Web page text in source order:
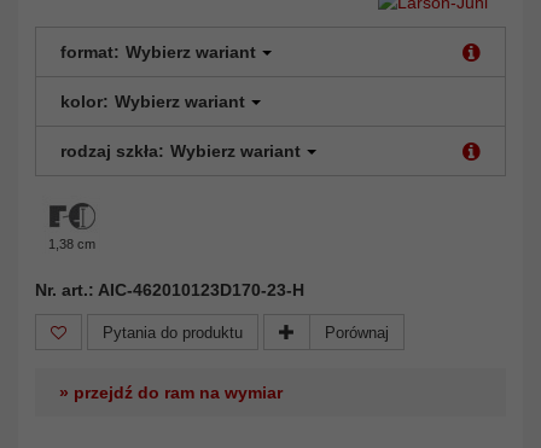
format: Wybierz wariant
kolor: Wybierz wariant
rodzaj szkła: Wybierz wariant
1,38 cm
Nr. art.: AIC-462010123D170-23-H
Pytania do produktu Porównaj
» przejdź do ram na wymiar